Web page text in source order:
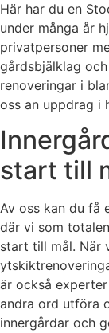
Här har du en
under många år
privatpersoner
gårdsbjälklag
renoveringar i
oss an uppdrag i
start till
Av oss kan du få
där vi som
start till mål. När
är också
andra ord utföra
innergårdar och